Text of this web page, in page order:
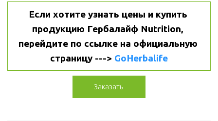
Если хотите узнать цены и купить
продукцию Гербалайф Nutrition,
перейдите по ссылке на официальную
страницу ---> GoHerbalife
Заказать